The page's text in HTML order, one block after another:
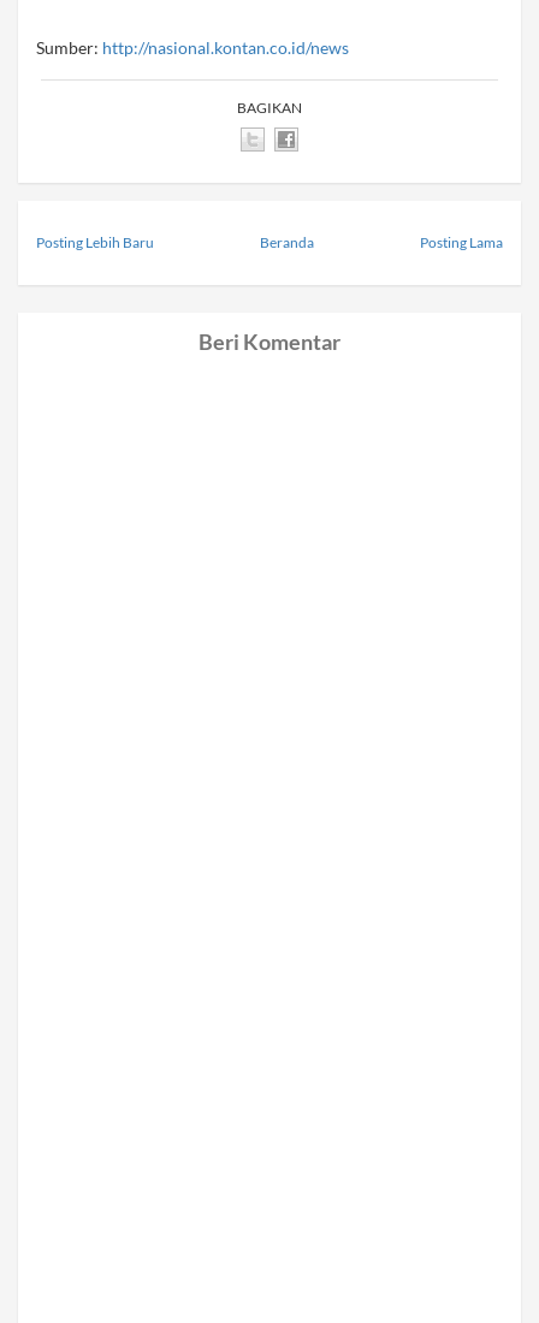
Sumber: http://nasional.kontan.co.id/news
BAGIKAN
Posting Lebih Baru Posting Lama
Beranda
Beri Komentar